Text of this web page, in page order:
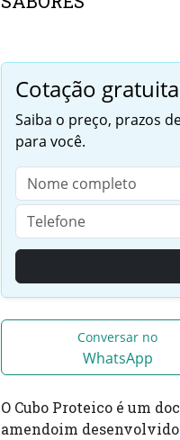
Cotação gratuita
Saiba o preço, prazos
para você.
Conversar no
WhatsApp
O Cubo Proteico é um
amendoim desenvolvido